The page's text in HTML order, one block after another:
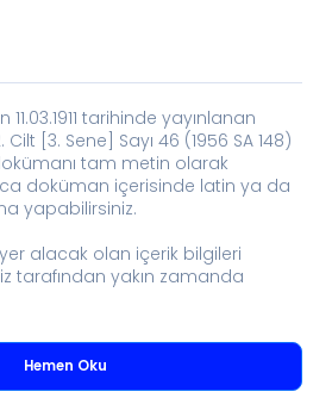
tarihinde yayınlanan
[3. Sene] Sayı 46 (1956 SA 148)
tam metin olarak
doküman içerisinde latin ya da
yapabilirsiniz.
alacak olan içerik bilgileri
tarafından yakın zamanda
Hemen Oku